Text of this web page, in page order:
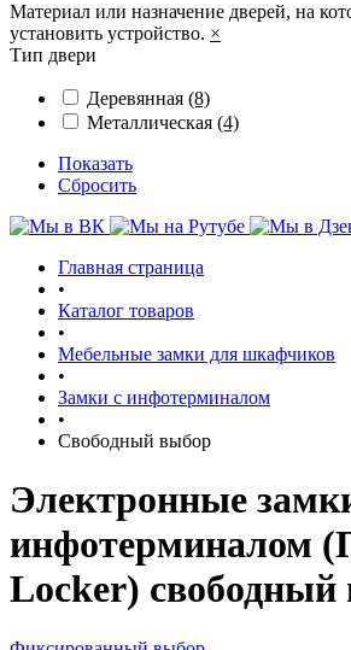
Материал или назначение дверей, на
установить устройство. ×
Тип двери
Деревянная (8)
Металлическая (4)
Показать
Сбросить
Главная страница
•
Каталог товаров
•
Мебельные замки для шкафчиков
•
Замки с инфотерминалом
•
Свободный выбор
Электронные
инфотерминалом
Locker) свободный